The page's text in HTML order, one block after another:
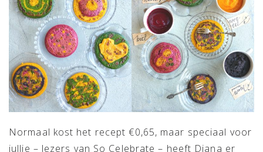
Normaal kost het recept €0,65, maar speciaal voor
jullie – lezers van So Celebrate – heeft Diana er